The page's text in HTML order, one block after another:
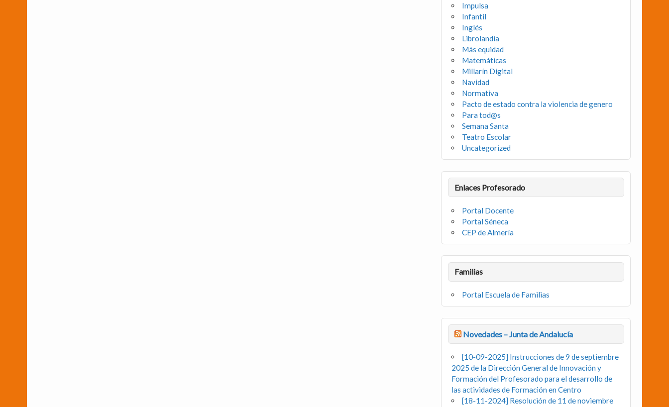
Impulsa
Infantil
Inglés
Librolandia
Más equidad
Matemáticas
Millarín Digital
Navidad
Normativa
Pacto de estado contra la violencia de genero
Para tod@s
Semana Santa
Teatro Escolar
Uncategorized
Enlaces Profesorado
Portal Docente
Portal Séneca
CEP de Almería
Familias
Portal Escuela de Familias
Novedades – Junta de Andalucía
[10-09-2025] Instrucciones de 9 de septiembre
2025 de la Dirección General de Innovación y
Formación del Profesorado para el desarrollo de
las actividades de Formación en Centro
[18-11-2024] Resolución de 11 de noviembre